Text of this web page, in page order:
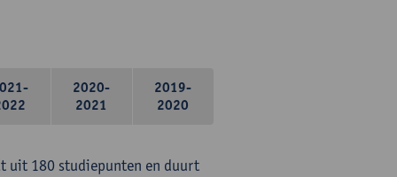
2020-
2021
2019-
2020
uit 180 studiepunten en duurt